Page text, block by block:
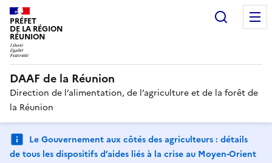
PRÉFET
DE LA RÉGION
RÉUNION
DAAF de la Réunion
Direction de l’alimentation, de l’agriculture et de la forêt de
la Réunion
Le Gouvernement aux côtés des agriculteurs : détails
de tous les dispositifs d’aides liés à la crise au Moyen-Orient